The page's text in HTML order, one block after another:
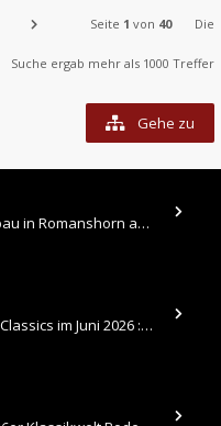
Seite 1 von 40 Die
Suche ergab mehr als 1000 Treffer
Gehe zu
Hallo , Im Juni veranstaltete die Autobau in Romanshorn auf ihrem Gelände ein kleines Youngtimertreffen : https://up.
​Hallo , Hier sind die Bilder vom Older Classics im Juni 2026 : https://up.picr.de/51155940wd.jpg https://up.pic